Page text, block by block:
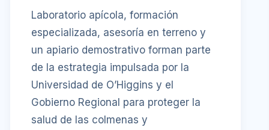
Laboratorio apícola, formación
especializada, asesoría en terreno y
un apiario demostrativo forman parte
de la estrategia impulsada por la
Universidad de O’Higgins y el
Gobierno Regional para proteger la
salud de las colmenas y